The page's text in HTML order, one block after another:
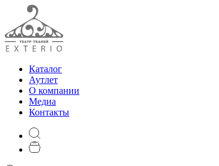
Каталог
Аутлет
О компании
Медиа
Контакты